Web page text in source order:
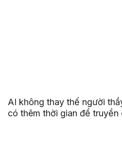
AI không thay thế người
có thêm thời gian để truyền